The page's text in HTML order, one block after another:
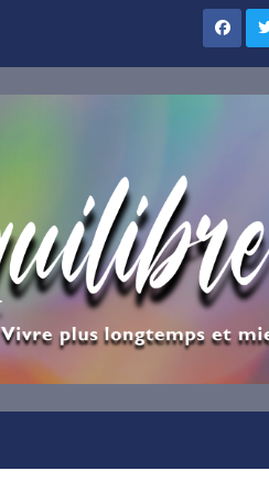
!
boîte mail nos